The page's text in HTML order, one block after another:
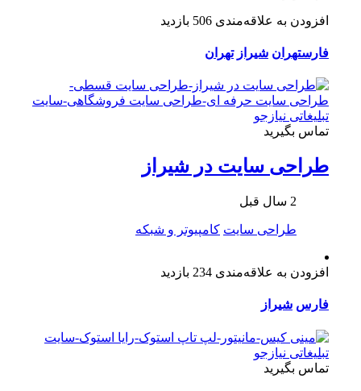
افزودن به علاقه‌مندی 506 بازدید
فارستهران شیراز تهران
تماس بگیرید
طراحی سایت در شیراز
2 سال قبل
طراحی سایت کامپیوتر و شبکه
افزودن به علاقه‌مندی 234 بازدید
فارس شیراز
تماس بگیرید